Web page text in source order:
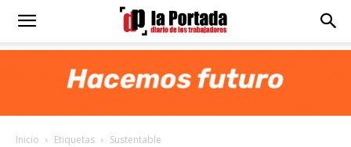
Diario
Inicio Etiquetas Sustentable